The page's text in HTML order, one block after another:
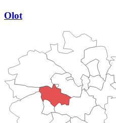
Olot